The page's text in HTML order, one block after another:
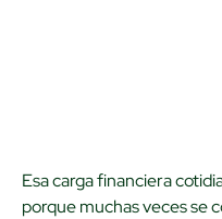
Esa carga financiera
porque muchas veces se